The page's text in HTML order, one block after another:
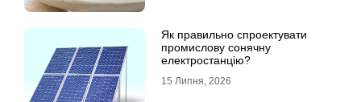
Як правильно спроектувати
промислову сонячну
електростанцію?
15 Липня, 2026